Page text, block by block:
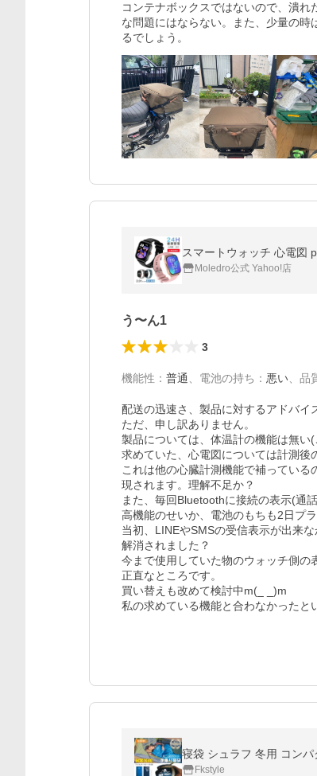
コンテナボックスではないので、潰
な問題にはならない。また、少量の
るでしょう。
スマートウォッチ 心電図
Moledro公式 Yahoo!店
う〜ん1
3
機能性 ： 普通 電池の持ち ： 悪い 品
配送の迅速さ、製品に対するアドバイ
ただ、申し訳ありません。
製品については、体温計の機能は無
求めていた、心電図については計測後
これは他の心臓計測機能で補ってい
現されます。理解不足か？
また、毎回Bluetoothに接続の表示(通
高機能のせいか、電池のもちも2日プ
当初、LINEやSMSの受信表示が出来
解消されました？
今まで使用していた物のウォッチ側
正直なところです。
買い替えも改めて検討中m(_ _)m
私の求めている機能と合わなかったと
Fkstyle